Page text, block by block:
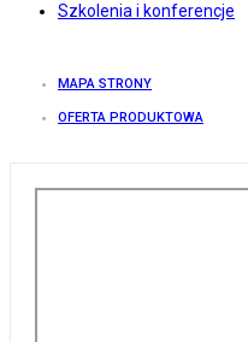
Szkolenia i konferencje
MAPA STRONY
OFERTA PRODUKTOWA